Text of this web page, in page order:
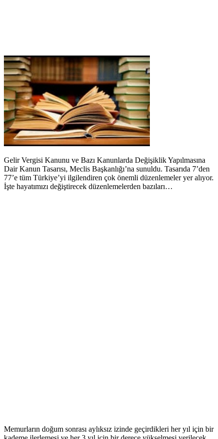
Gelir Vergisi Kanunu ve Bazı Kanunlarda Değişiklik Yapılmasına
Dair Kanun Tasarısı, Meclis Başkanlığı’na sunuldu. Tasarıda 7’den
77’e tüm Türkiye’yi ilgilendiren çok önemli düzenlemeler yer alıyor.
İşte hayatımızı değiştirecek düzenlemelerden bazıları…
Memurların doğum sonrası aylıksız izinde geçirdikleri her yıl için bir